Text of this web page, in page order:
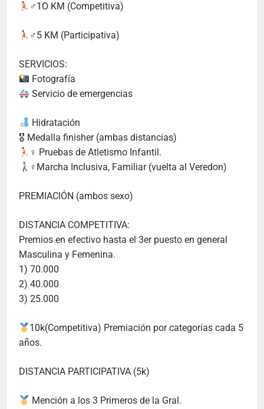
‍♂1O KM (Competitiva)
‍♂5 KM (Participativa)
SERVICIOS:
Fotografía
Servicio de emergencias
Hidratación
🎖 Medalla finisher (ambas distancias)
‍♀ Pruebas de Atletismo Infantil.
‍♀Marcha Inclusiva, Familiar (vuelta al Veredon)
PREMIACIÓN (ambos sexo)
DISTANCIA COMPETITIVA:
Premios en efectivo hasta el 3er puesto en general
Masculina y Femenina.
1) 70.000
2) 40.000
3) 25.000
10k(Competitiva) Premiación por categorías cada 5
años.
DISTANCIA PARTICIPATIVA (5k)
Mención a los 3 Primeros de la Gral.